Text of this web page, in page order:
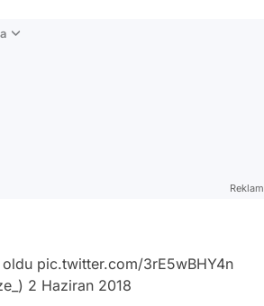
Reklam
oldu pic.twitter.com/3rE5wBHY4n
2 Haziran 2018